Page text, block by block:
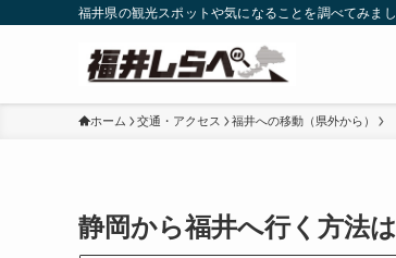
福井県の観光スポットや気になることを調べてみまし
ホーム 交通・アクセス 福井への移動（県外から）
静岡から福井へ行く方法